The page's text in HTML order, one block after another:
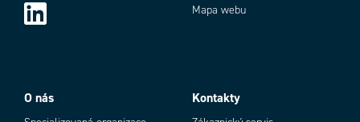
Detekce zbývajícího objemu nálepek
podle tloušťky role.
Detekce přesného umístění
Mapa webu
O nás Kontakty